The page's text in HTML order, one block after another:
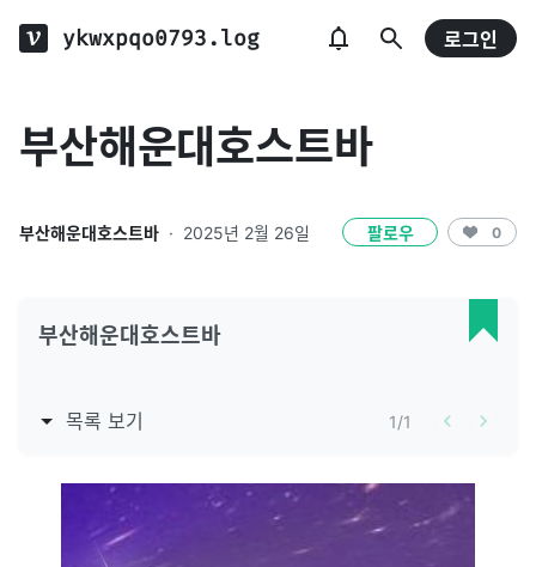
ykwxpqo0793.log 로그인
부산해운대호스트바
부산해운대호스트바 · 2025년 2월 26일 팔로우 0
부산해운대호스트바
목록 보기 1/1